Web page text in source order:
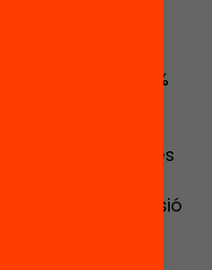
famílies
situa en el 16,9 %
més elevades
xifra ha baixat
temps, no es
prevenir una
context d’expansió
durant la